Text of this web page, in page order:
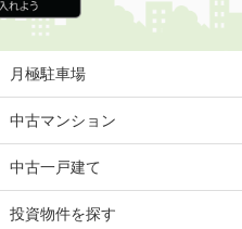
月極駐車場
中古マンション
中古一戸建て
投資物件を探す